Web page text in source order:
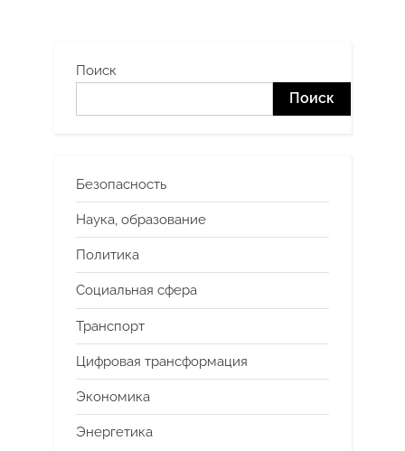
Поиск
Поиск
Безопасность
Наука, образование
Политика
Социальная сфера
Транспорт
Цифровая трансформация
Экономика
Энергетика